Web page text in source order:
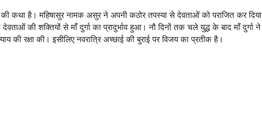
की कथा है। महिषासुर नामक असुर ने अपनी कठोर तपस्या से देवताओं को पराजित कर दिया
की शक्तियों से माँ दुर्गा का प्रादुर्भाव हुआ। नौ दिनों तक चले युद्ध के बाद माँ दुर्गा ने
की रक्षा की। इसीलिए नवरात्रि अच्छाई की बुराई पर विजय का प्रतीक है।